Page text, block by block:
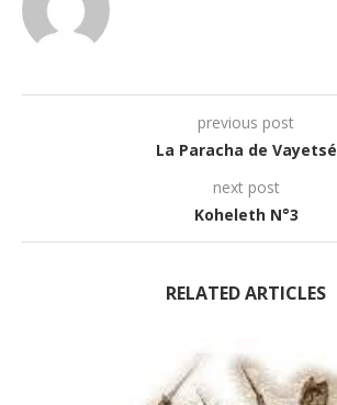
previous post
La Paracha de Vayetsé
next post
Koheleth N°3
RELATED ARTICLES